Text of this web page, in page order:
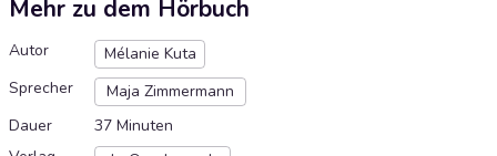
Mehr zu dem Hörbuch
Autor
Mélanie Kuta
Sprecher
Maja Zimmermann
Dauer
37 Minuten